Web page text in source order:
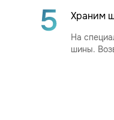
Храним
На
шины.